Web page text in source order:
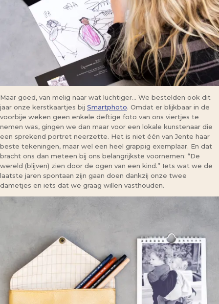
Maar goed, van melig naar wat luchtiger… We bestelden ook dit
jaar onze kerstkaartjes bij Smartphoto. Omdat er blijkbaar in de
voorbije weken geen enkele deftige foto van ons viertjes te
nemen was, gingen we dan maar voor een lokale kunstenaar die
een sprekend portret neerzette. Het is niet één van Jente haar
beste tekeningen, maar wel een heel grappig exemplaar. En dat
bracht ons dan meteen bij ons belangrijkste voornemen: “De
wereld (blijven) zien door de ogen van een kind.” Iets wat we de
laatste jaren spontaan zijn gaan doen dankzij onze twee
dametjes en iets dat we graag willen vasthouden.